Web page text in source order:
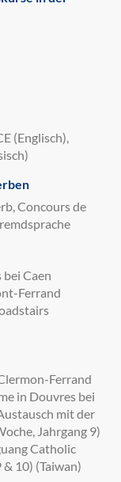
(Englisch),
Concours de
Caen
Ferrand
Ferrand
in Douvres bei
mit der
Jahrgang 9)
Catholic
& 10) (Taiwan)